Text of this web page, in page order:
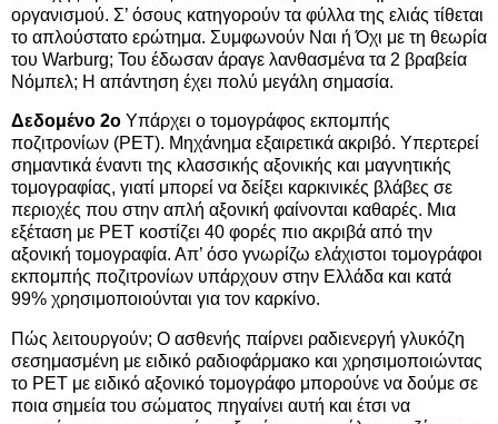
οργανισμού. Σ’ όσους κατηγορούν τα φύλλα της ελιάς τίθεται
το απλούστατο ερώτημα. Συμφωνούν Ναι ή Όχι με τη θεωρία
του Warburg; Του έδωσαν άραγε λανθασμένα τα 2 βραβεία
Νόμπελ; Η απάντηση έχει πολύ μεγάλη σημασία.
Δεδομένο 2ο Υπάρχει ο τομογράφος εκπομπής
ποζιτρονίων (PET). Μηχάνημα εξαιρετικά ακριβό. Υπερτερεί
σημαντικά έναντι της κλασσικής αξονικής και μαγνητικής
τομογραφίας, γιατί μπορεί να δείξει καρκινικές βλάβες σε
περιοχές που στην απλή αξονική φαίνονται καθαρές. Μια
εξέταση με PET κοστίζει 40 φορές πιο ακριβά από την
αξονική τομογραφία. Απ’ όσο γνωρίζω ελάχιστοι τομογράφοι
εκπομπής ποζιτρονίων υπάρχουν στην Ελλάδα και κατά
99% χρησιμοποιούνται για τον καρκίνο.
Πώς λειτουργούν; Ο ασθενής παίρνει ραδιενεργή γλυκόζη
σεσημασμένη με ειδικό ραδιοφάρμακο και χρησιμοποιώντας
το PET με ειδικό αξονικό τομογράφο μπορούνε να δούμε σε
ποια σημεία του σώματος πηγαίνει αυτή και έτσι να